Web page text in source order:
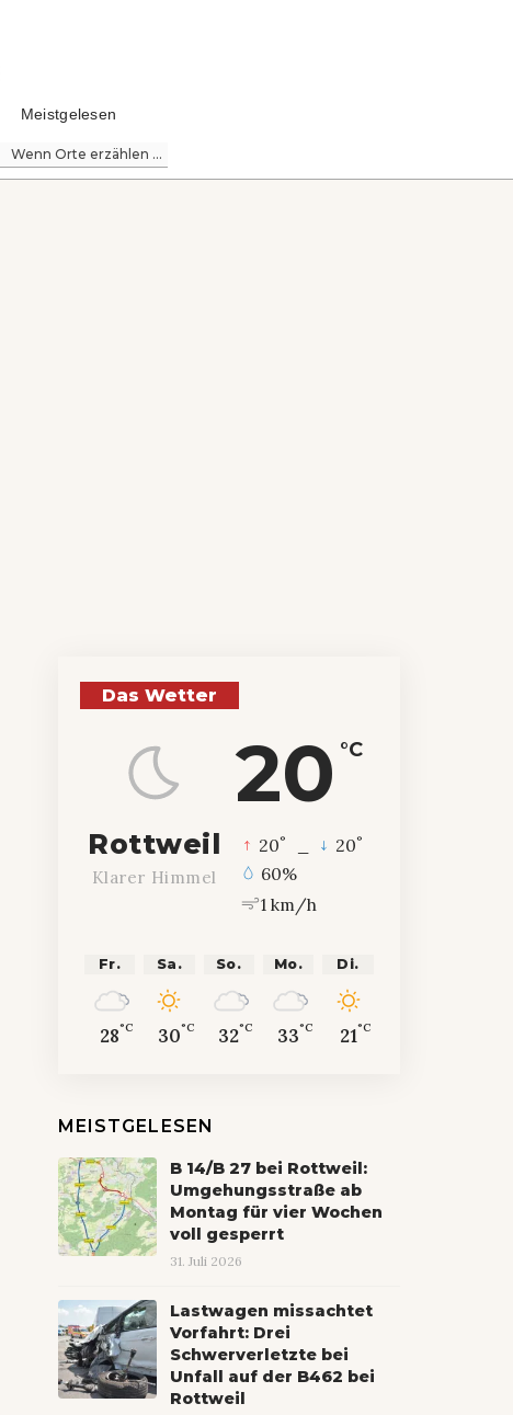
Meistgelesen
Wenn Orte erzählen ...
Das Wetter
20 °C
Rottweil
Klarer Himmel
20° 20°
60%
1 km/h
Fr.
28°C
Sa.
30°C
So.
32°C
Mo.
33°C
Di.
21°C
MEISTGELESEN
B 14/B 27 bei Rottweil:
Umgehungsstraße ab
Montag für vier Wochen
voll gesperrt
31. Juli 2026
Lastwagen missachtet
Vorfahrt: Drei
Schwerverletzte bei
Unfall auf der B462 bei
Rottweil